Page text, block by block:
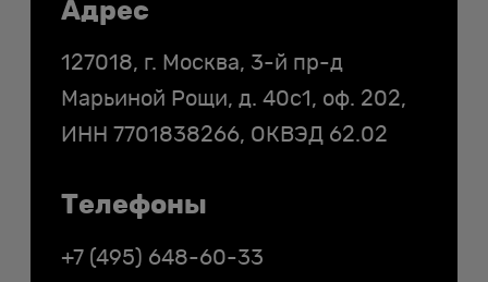
Контакты
Адрес
127018, г. Москва, 3-й пр-д
Марьиной Рощи, д. 40с1, оф. 202,
ИНН 7701838266, ОКВЭД 62.02
Телефоны
+7 (495) 648-60-33